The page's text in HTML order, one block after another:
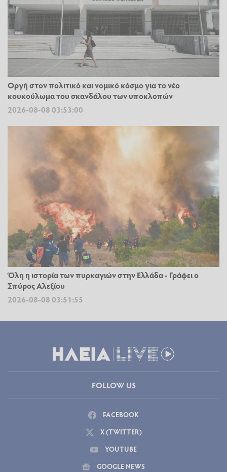
Οργή στον πολιτικό και νομικό κόσμο για το νέο
κουκούλωμα του σκανδάλου των υποκλοπών
2026-08-08 03:53:00
Όλη η ιστορία των πυρκαγιών στην Ελλάδα - Γράφει ο
Σπύρος Αλεξίου
2026-08-08 03:51:55
FOLLOW US
FACEBOOK
X (TWITTER)
YOUTUBE
GOOGLE NEWS